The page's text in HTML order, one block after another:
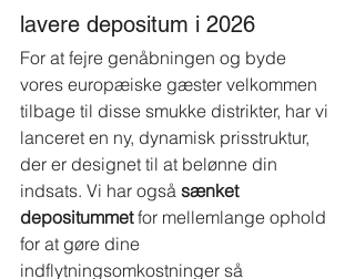
lavere depositum i 2026
For at fejre genåbningen og byde
vores europæiske gæster velkommen
tilbage til disse smukke distrikter, har vi
lanceret en ny, dynamisk prisstruktur,
der er designet til at belønne din
indsats. Vi har også sænket
depositummet for mellemlange ophold
for at gøre dine
indflytningsomkostninger så